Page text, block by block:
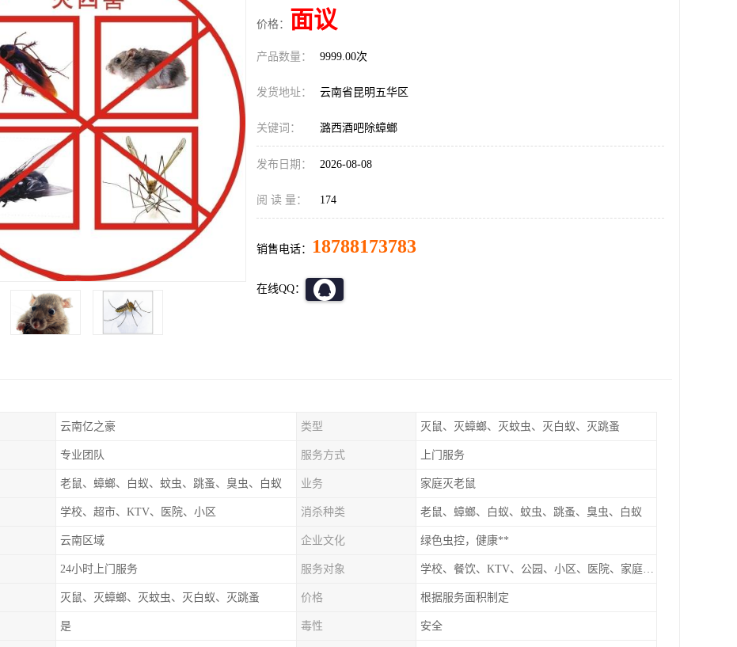
价格： 面议
产品数量： 9999.00次
发货地址： 云南省昆明五华区
关键词： 潞西酒吧除蟑螂
发布日期： 2026-08-08
阅 读 量： 174
销售电话： 18788173783
在线QQ：
云南亿之豪 类型 灭鼠、灭蟑螂、灭蚊虫、灭白蚁、灭跳蚤
专业团队 服务方式 上门服务
老鼠、蟑螂、白蚁、蚊虫、跳蚤、臭虫、白蚁 业务 家庭灭老鼠
学校、超市、KTV、医院、小区 消杀种类 老鼠、蟑螂、白蚁、蚊虫、跳蚤、臭虫、白蚁
云南区域 企业文化 绿色虫控，健康**
24小时上门服务 服务对象 学校、餐饮、KTV、公园、小区、医院、家庭、超市
灭鼠、灭蟑螂、灭蚊虫、灭白蚁、灭跳蚤 价格 根据服务面积制定
是 毒性 安全